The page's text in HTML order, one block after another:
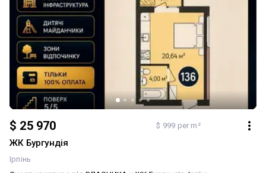
$ 25 970 $ 999 per m²
ЖК Бургундія
Ірпінь